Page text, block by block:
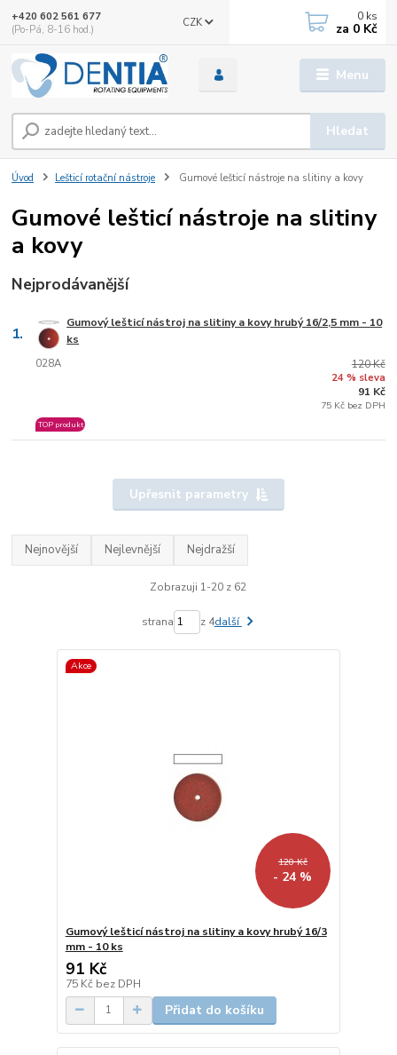
Menu
CZK
Hledat
+420 602 561 677
(Po-Pá, 8-16 hod.)
0 ks
za 0 Kč
Úvod Lešticí rotační nástroje Gumové lešticí nástroje na slitiny a kovy
Gumové lešticí nástroje na slitiny
a kovy
Nejprodávanější
1.
Gumový lešticí nástroj na slitiny a kovy hrubý 16/2,5 mm - 10
ks
028A
TOP produkt
120 Kč
24 % sleva
91 Kč
75 Kč bez DPH
Upřesnit parametry
Nejnovější Nejlevnější Nejdražší
Zobrazuji 1-20 z 62
strana z 4další
Akce
120 Kč
- 24 %
Gumový lešticí nástroj na slitiny a kovy hrubý 16/3
mm - 10 ks
91 Kč
75 Kč bez DPH
Přidat do košíku